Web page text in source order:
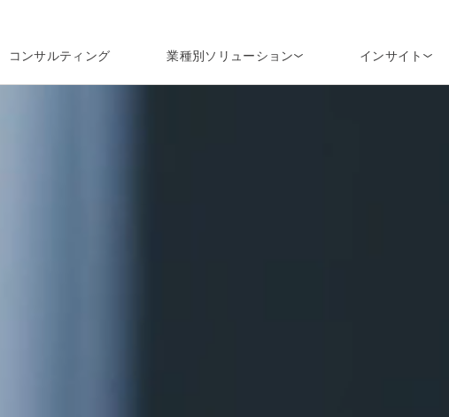
コンサルティング 業種別ソリューション インサイト